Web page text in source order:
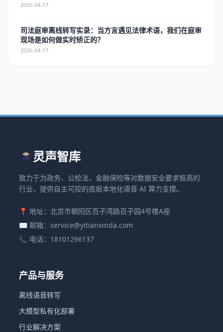
2026-04-17
司法庭审离线转写实录：当方言遇见法律术语，我们在庭审
现场是如何做实时矫正的？
2026-04-17
灵声智库
致力于为政务、公检法、金融保险等对数据安全要求极高的
行业，提供自主可控的底层本地化语音 AI 算力支撑。
📍 地址：北京市朝阳区百子湾路百子园4号楼A座
✉️ 邮箱：service@yitianxinda.com
📞 电话：18101296137
产品与服务
离线语音转写
大模型私有化部署
行业解决方案